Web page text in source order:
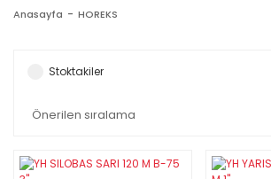
Anasayfa HOREKS
Stoktakiler